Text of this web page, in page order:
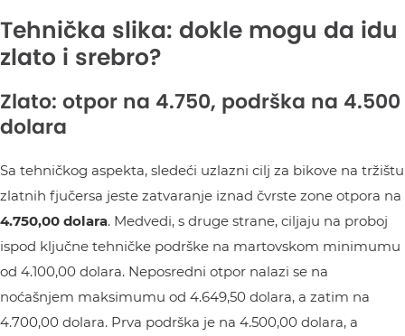
Tehnička slika: dokle mogu da idu
zlato i srebro?
Zlato: otpor na 4.750, podrška na 4.500
dolara
Sa tehničkog aspekta, sledeći uzlazni cilj za bikove na tržištu
zlatnih fjučersa jeste zatvaranje iznad čvrste zone otpora na
4.750,00 dolara. Medvedi, s druge strane, ciljaju na proboj
ispod ključne tehničke podrške na martovskom minimumu
od 4.100,00 dolara. Neposredni otpor nalazi se na
noćašnjem maksimumu od 4.649,50 dolara, a zatim na
4.700,00 dolara. Prva podrška je na 4.500,00 dolara, a